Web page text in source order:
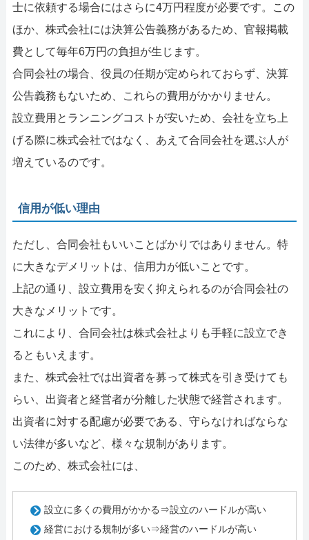
士に依頼する場合にはさらに4万円程度が必要です。この
ほか、株式会社には決算公告義務があるため、官報掲載
費として毎年6万円の負担が生じます。
合同会社の場合、役員の任期が定められておらず、決算
公告義務もないため、これらの費用がかかりません。
設立費用とランニングコストが安いため、会社を立ち上
げる際に株式会社ではなく、あえて合同会社を選ぶ人が
増えているのです。
信用が低い理由
ただし、合同会社もいいことばかりではありません。特
に大きなデメリットは、信用力が低いことです。
上記の通り、設立費用を安く抑えられるのが合同会社の
大きなメリットです。
これにより、合同会社は株式会社よりも手軽に設立でき
るともいえます。
また、株式会社では出資者を募って株式を引き受けても
らい、出資者と経営者が分離した状態で経営されます。
出資者に対する配慮が必要である、守らなければならな
い法律が多いなど、様々な規制があります。
このため、株式会社には、
設立に多くの費用がかかる⇒設立のハードルが高い
経営における規制が多い⇒経営のハードルが高い